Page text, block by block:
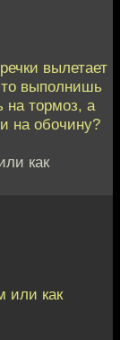
вылетает
выполнишь
тормоз, а
на обочину?
как
или как